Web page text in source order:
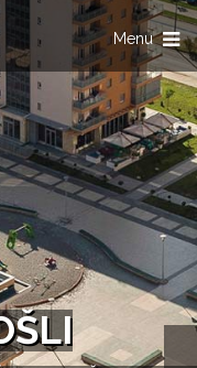
Toggle
navigation
Menu